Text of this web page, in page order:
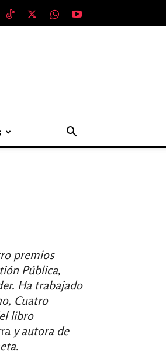
premios
Pública,
Ha trabajado
Cuatro
libro
y autora de